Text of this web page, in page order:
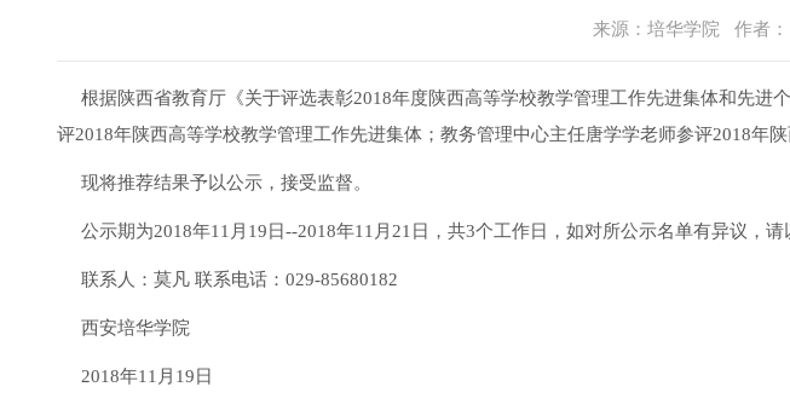
来源：培华学院 作者
根据陕西省教育厅《关于评选表彰2018年度陕西高等学校教学管理工作先进集体和先
评2018年陕西高等学校教学管理工作先进集体；教务管理中心主任唐学学老师参评2018年
现将推荐结果予以公示，接受监督。
公示期为2018年11月19日--2018年11月21日，共3个工作日，如对所公示名单有异议，请
联系人：莫凡 联系电话：029-85680182
西安培华学院
2018年11月19日